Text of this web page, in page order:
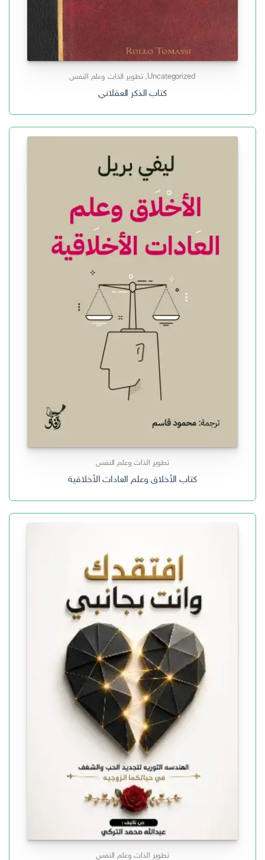
Uncategorized
,تطوير الذات وعلم النفس
كتاب الذكر العقلاني
تطوير الذات وعلم النفس
كتاب الأخلاق وعلم العادات الأخلاقية
تطوير الذات وعلم النفس